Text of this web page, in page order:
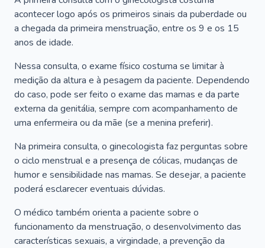
acontecer logo após os primeiros sinais da puberdade ou
a chegada da primeira menstruação, entre os 9 e os 15
anos de idade.
Nessa consulta, o exame físico costuma se limitar à
medição da altura e à pesagem da paciente. Dependendo
do caso, pode ser feito o exame das mamas e da parte
externa da genitália, sempre com acompanhamento de
uma enfermeira ou da mãe (se a menina preferir).
Na primeira consulta, o ginecologista faz perguntas sobre
o ciclo menstrual e a presença de cólicas, mudanças de
humor e sensibilidade nas mamas. Se desejar, a paciente
poderá esclarecer eventuais dúvidas.
O médico também orienta a paciente sobre o
funcionamento da menstruação, o desenvolvimento das
características sexuais, a virgindade, a prevenção da